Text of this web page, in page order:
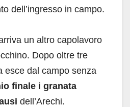
dell’ingresso in campo.
un altro capolavoro
Dopo oltre tre
esce dal campo senza
finale i granata
dell’Arechi.